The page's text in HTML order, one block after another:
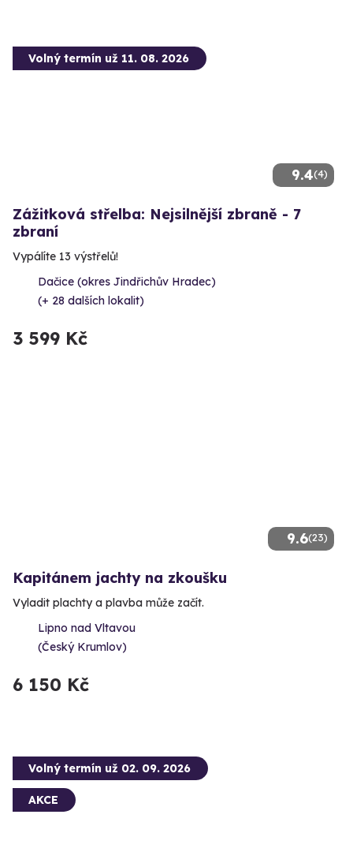
9.4(4)
Volný termín už 11. 08. 2026
Zážitková střelba: Nejsilnější zbraně - 7
zbraní
Vypálíte 13 výstřelů!
Dačice (okres Jindřichův Hradec)
(+ 28 dalších lokalit)
3 599 Kč
9.6(23)
Kapitánem jachty na zkoušku
Vyladit plachty a plavba může začít.
Lipno nad Vltavou
(Český Krumlov)
6 150 Kč
Volný termín už 02. 09. 2026
AKCE